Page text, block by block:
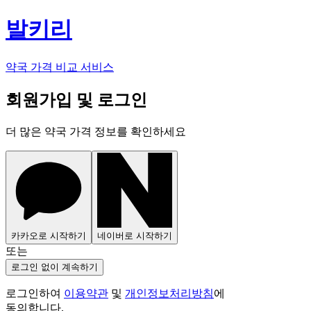
발키리
약국 가격 비교 서비스
회원가입 및 로그인
더 많은 약국 가격 정보를 확인하세요
카카오로 시작하기 네이버로 시작하기
또는
로그인 없이 계속하기
로그인하여 이용약관 및 개인정보처리방침에
동의합니다.